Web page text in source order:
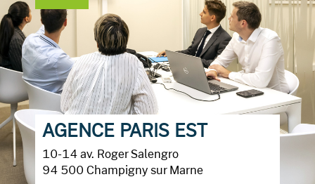
AGENCE PARIS EST
10-14 av. Roger Salengro
94 500 Champigny sur Marne